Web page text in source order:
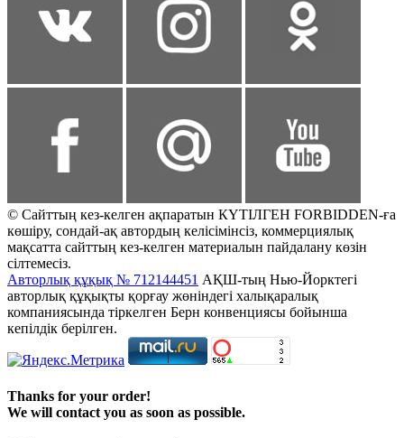
© Сайттың кез-келген ақпаратын КҮТІЛГЕН FORBIDDEN-ға
көшіру, сондай-ақ автордың келісімінсіз, коммерциялық
мақсатта сайттың кез-келген материалын пайдалану көзін
сілтемесіз.
Авторлық құқық № 712144451 АҚШ-тың Нью-Йорктегі
авторлық құқықты қорғау жөніндегі халықаралық
компаниясында тіркелген Берн конвенциясы бойынша
кепілдік берілген.
Thanks for your order!
We will contact you as soon as possible.